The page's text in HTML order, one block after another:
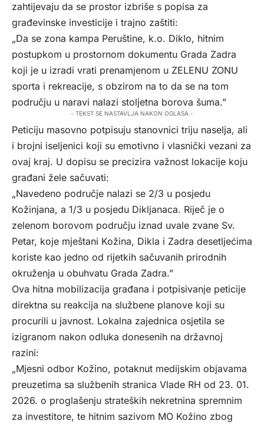
zahtijevaju da se prostor izbriše s popisa za
građevinske investicije i trajno zaštiti:
„Da se zona kampa Peruštine, k.o. Diklo, hitnim
postupkom u prostornom dokumentu Grada Zadra
koji je u izradi vrati prenamjenom u ZELENU ZONU
sporta i rekreacije, s obzirom na to da se na tom
području u naravi nalazi stoljetna borova šuma.”
- TEKST SE NASTAVLJA NAKON OGLASA -
Peticiju masovno potpisuju stanovnici triju naselja, ali
i brojni iseljenici koji su emotivno i vlasnički vezani za
ovaj kraj. U dopisu se precizira važnost lokacije koju
građani žele sačuvati:
„Navedeno područje nalazi se 2/3 u posjedu
Kožinjana, a 1/3 u posjedu Dikljanaca. Riječ je o
zelenom borovom području iznad uvale zvane Sv.
Petar, koje mještani Kožina, Dikla i Zadra desetljećima
koriste kao jedno od rijetkih sačuvanih prirodnih
okruženja u obuhvatu Grada Zadra.”
Ova hitna mobilizacija građana i potpisivanje peticije
direktna su reakcija na službene planove koji su
procurili u javnost. Lokalna zajednica osjetila se
izigranom nakon odluka donesenih na državnoj
razini:
„Mjesni odbor Kožino, potaknut medijskim objavama
preuzetima sa službenih stranica Vlade RH od 23. 01.
2026. o proglašenju strateških nekretnina spremnim
za investitore, te hitnim sazivom MO Kožino zbog